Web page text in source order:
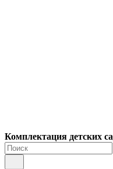
Комплектация детских